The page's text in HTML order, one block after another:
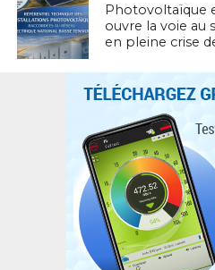
Photovoltaïque
ouvre la voie au
en pleine crise